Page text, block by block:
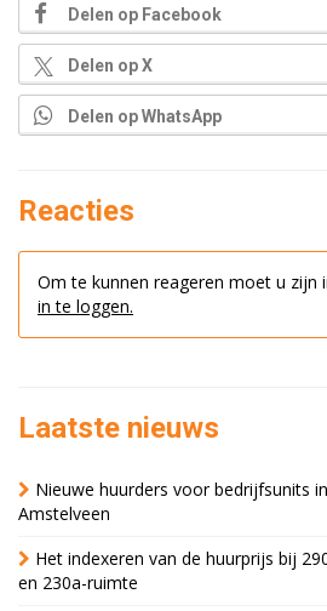
Delen op Facebook
Delen op X
Delen op WhatsApp
Reacties
Om te kunnen reageren moet u zijn
in te loggen.
Laatste nieuws
Nieuwe huurders voor bedrijfsunits in
Amstelveen
Het indexeren van de huurprijs bij
en 230a-ruimte